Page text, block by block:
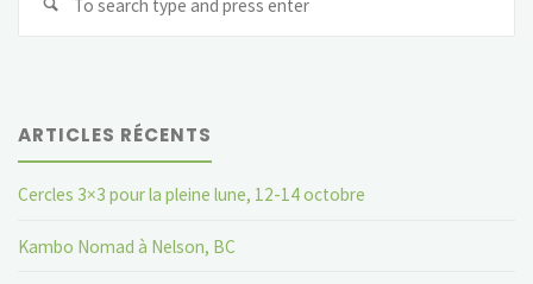
ARTICLES RÉCENTS
Cercles 3×3 pour la pleine lune, 12-14 octobre
Kambo Nomad à Nelson, BC